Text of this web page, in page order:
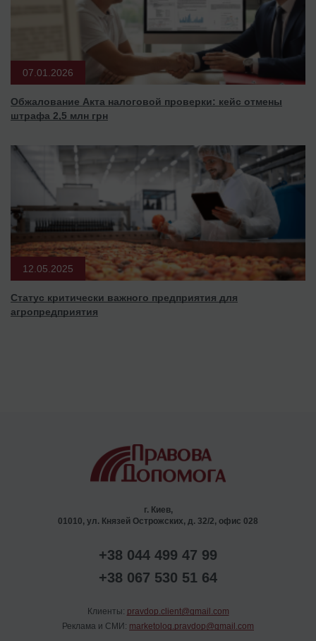
07.01.2026
Обжалование Акта налоговой проверки: кейс отмены
штрафа 2,5 млн грн
12.05.2025
Статус критически важного предприятия для
агропредприятия
г. Киев,
01010, ул. Князей Острожских, д. 32/2, офис 028
+38 044 499 47 99
+38 067 530 51 64
Клиенты: pravdop.client@gmail.com
Реклама и СМИ: marketolog.pravdop@gmail.com